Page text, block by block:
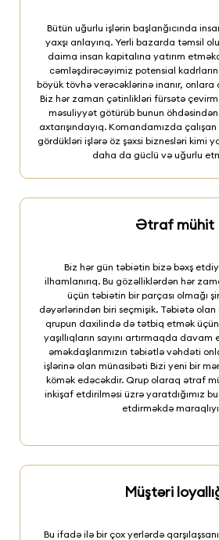
Bütün uğurlu işlərin başlanğıcında
yaxşı anlayırıq. Yerli bazarda təmsil
daima insan kapitalına yatırım
cəmləşdirəcəyimiz potensial kadrların
böyük tövhə verəcəklərinə inanır, onlara
Biz hər zaman çətinlikləri fürsətə
məsuliyyət götürüb bunun
axtarışındayıq. Komandamızda
gördükləri işlərə öz şəxsi biznesləri kimi
daha da güclü və uğurlu
Ətraf mühit
Biz hər gün təbiətin bizə bəxş
ilhamlanırıq. Bu gözəlliklərdən hər
üçün təbiətin bir parçası olmağı
dəyərlərindən biri seçmişik. Təbiətə
qrupun daxilində də tətbiq etmək
yaşıllıqların sayını artırmaqda davam
əməkdaşlarımızın təbiətlə vəhdəti
işlərinə olan münasibəti Bizi yeni bir
kömək edəcəkdir. Qrup olaraq ətraf
inkişaf etdirilməsi üzrə yaratdığımız
etdirməkdə
Müştəri
Bu ifadə ilə bir çox yerlərdə